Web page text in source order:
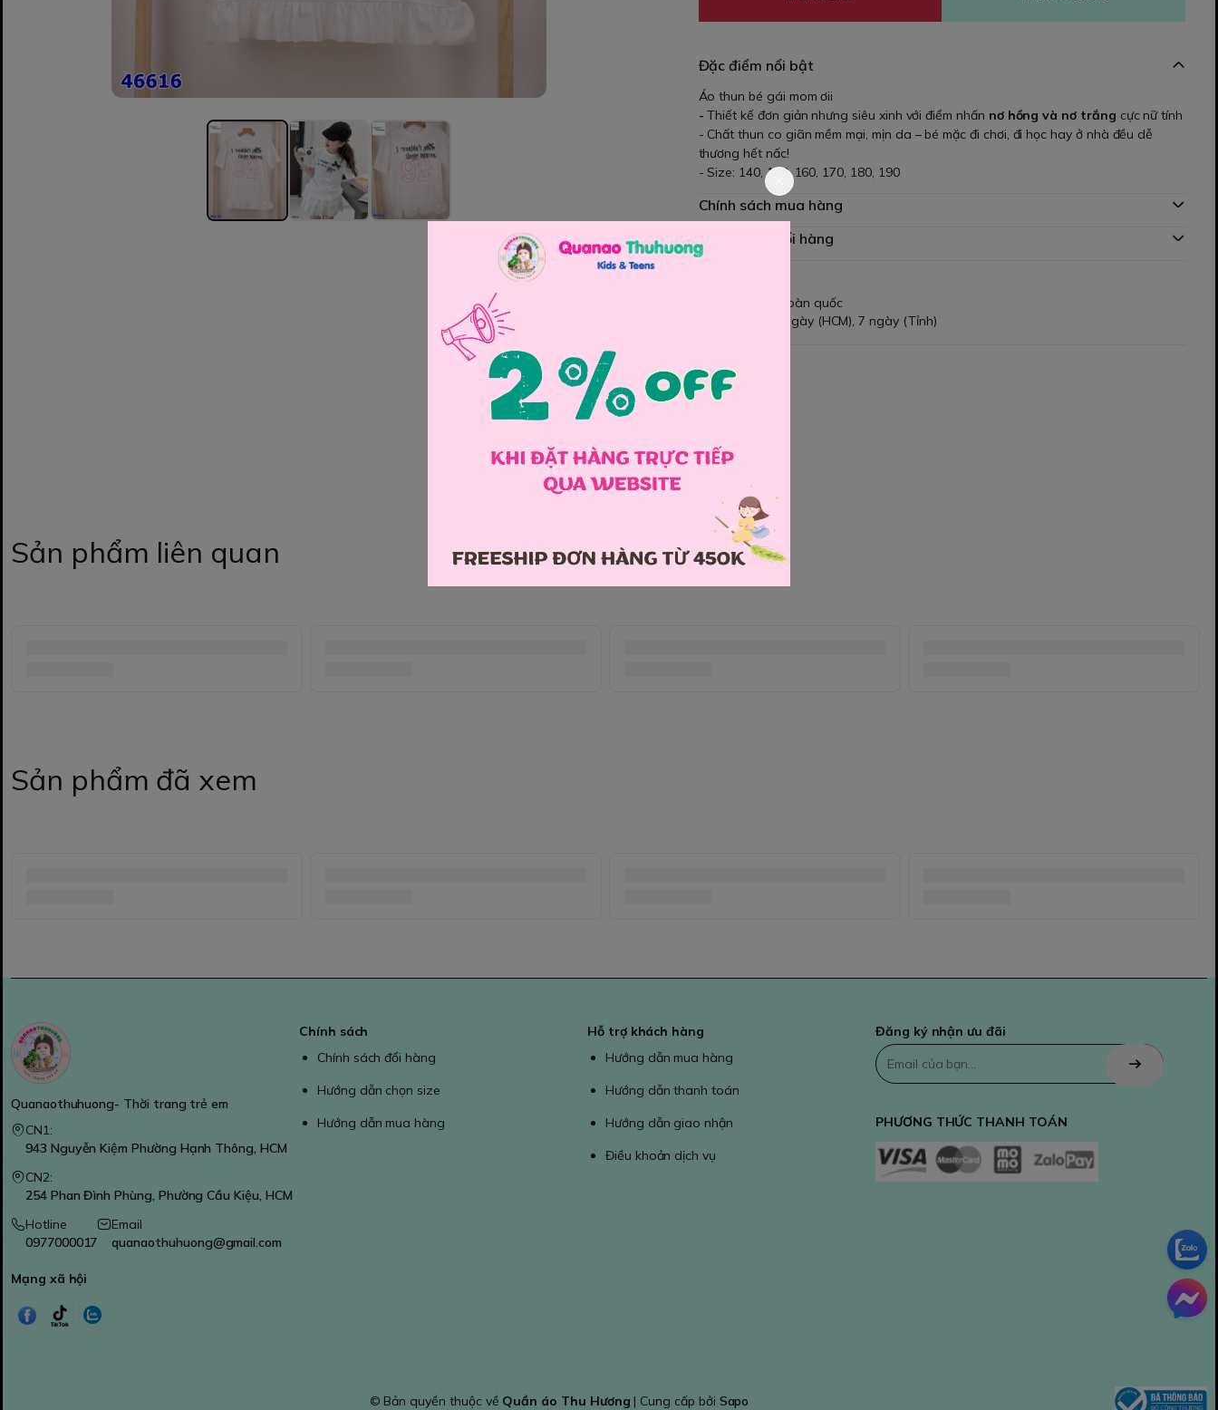
Đặc điểm nổi bật
Áo thun bé gái mom ơii
-Thiết kế đơn giản nhưng siêu xinh với điểm nhấn nơ hồng và nơ trắng cực nữ tính
- Chất thun co giãn mềm mại, mịn da – bé mặc đi chơi, đi học hay ở nhà đều dễ
thương hết nấc!
- Size: 140, 150, 160, 170, 180, 190
Chính sách mua hàng
Chính sách đổi hàng
Giao hàng toàn quốc
Đổi hàng 3 ngày (HCM), 7 ngày (Tỉnh)
Chia sẻ
Sản phẩm liên quan
Sản phẩm đã xem
Quanaothuhuong- Thời trang trẻ em
CN1:
943 Nguyễn Kiệm Phường Hạnh Thông, HCM
CN2:
254 Phan Đình Phùng, Phường Cầu Kiệu, HCM
Hotline
0977000017
Email
quanaothuhuong@gmail.com
Mạng xã hội
Chính sách
Chính sách đổi hàng
Hướng dẫn chọn size
Hướng dẫn mua hàng
Hỗ trợ khách hàng
Hướng dẫn mua hàng
Hướng dẫn thanh toán
Hướng dẫn giao nhận
Điều khoản dịch vụ
Đăng ký nhận ưu đãi
PHƯƠNG THỨC THANH TOÁN
© Bản quyền thuộc về Quần áo Thu Hương | Cung cấp bởi Sapo